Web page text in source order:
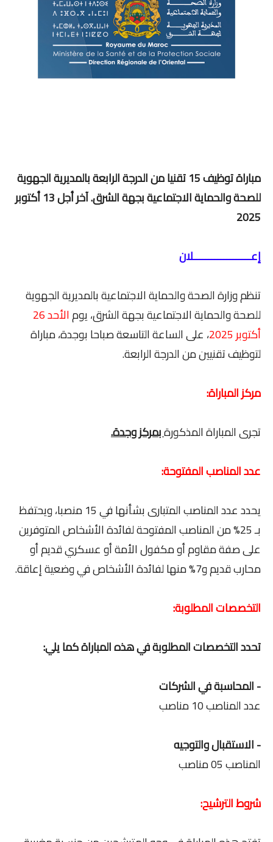
مباراة توظيف 15 تقنيا من الدرجة الرابعة بالمديرية الجهوية
للصحة والحماية الاجتماعية بجهة الشرق. آخر أجل 13 أكتوبر
2025
إعـــــــــــــــــــلان
تنظم وزارة الصحة والحماية الاجتماعية بالمديرية الجهوية
للصحة والحماية الاجتماعية بجهة الشرق، يوم
الأحد 26
أكتوبر 2025
، على الساعة التاسعة صباحا بوجدة، مباراة
لتوظيف تقنيين من الدرجة الرابعة.
مركز المباراة:
تجرى المباراة المذكورةبمركز وجدة.
عدد المناصب المفتوحة:
يحدد عدد المناصب المتبارى بشأنها في 15 منصبا، ويحتفظ
بـ 25% من المناصب المفتوحة لفائدة الأشخاص المتوفرين
على صفة مقاوم أو مكفول الأمة أو عسكري قديم أو
محارب قديم و7% منها لفائدة الأشخاص في وضعية إعاقة.
التخصصات المطلوبة:
تحدد التخصصات المطلوبة في هذه المباراة كما يلي:
- المحاسبة في الشركات
عدد المناصب 10 مناصب
- الاستقبال والتوجيه
المناصب 05 مناصب
شروط الترشيح: